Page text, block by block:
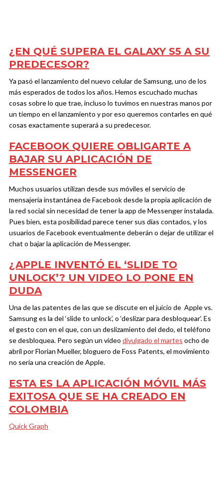
¿EN QUÉ SUPERA EL GALAXY S5 A SU
PREDECESOR?
Ya pasó el lanzamiento del nuevo celular de Samsung, uno de los
más esperados de todos los años. Hemos escuchado muchas
cosas sobre lo que trae, incluso lo tuvimos en nuestras manos por
un tiempo en el lanzamiento y por eso queremos contarles en qué
cosas exactamente superará a su predecesor.
FACEBOOK QUIERE OBLIGARTE A
BAJAR SU APLICACIÓN DE
MESSENGER
Muchos usuarios utilizan desde sus móviles el servicio de
mensajería instantánea de Facebook desde la propia aplicación de
la red social sin necesidad de tener la app de Messenger instalada.
Pues bien, esta posibilidad parece tener sus días contados, y los
usuarios de Facebook eventualmente deberán o dejar de utilizar el
chat o bajar la aplicación de Messenger.
¿APPLE INVENTÓ EL ‘SLIDE TO
UNLOCK’? UN VIDEO LO PONE EN
DUDA
Una de las patentes de las que se discute en el juicio de Apple vs.
Samsung es la del ‘slide to unlock’, o ‘deslizar para desbloquear’. Es
el gesto con en el que, con un deslizamiento del dedo, el teléfono
se desbloquea. Pero según un video divulgado el martes ocho de
abril por Florian Mueller, bloguero de Foss Patents, el movimiento
no sería una creación de Apple.
ESTA ES LA APLICACIÓN MÓVIL MÁS
EXITOSA QUE SE HA CREADO EN
COLOMBIA
Quick Graph